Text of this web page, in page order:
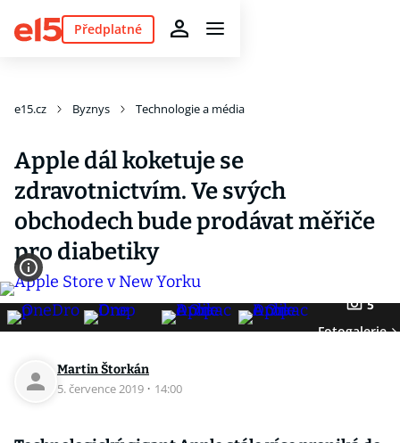
Předplatné
e15.cz Byznys Technologie a média
Apple dál koketuje se
zdravotnictvím. Ve svých
obchodech bude prodávat měřiče
pro diabetiky
5
Fotogalerie
Martin Štorkán
5. července 2019 · 14:00